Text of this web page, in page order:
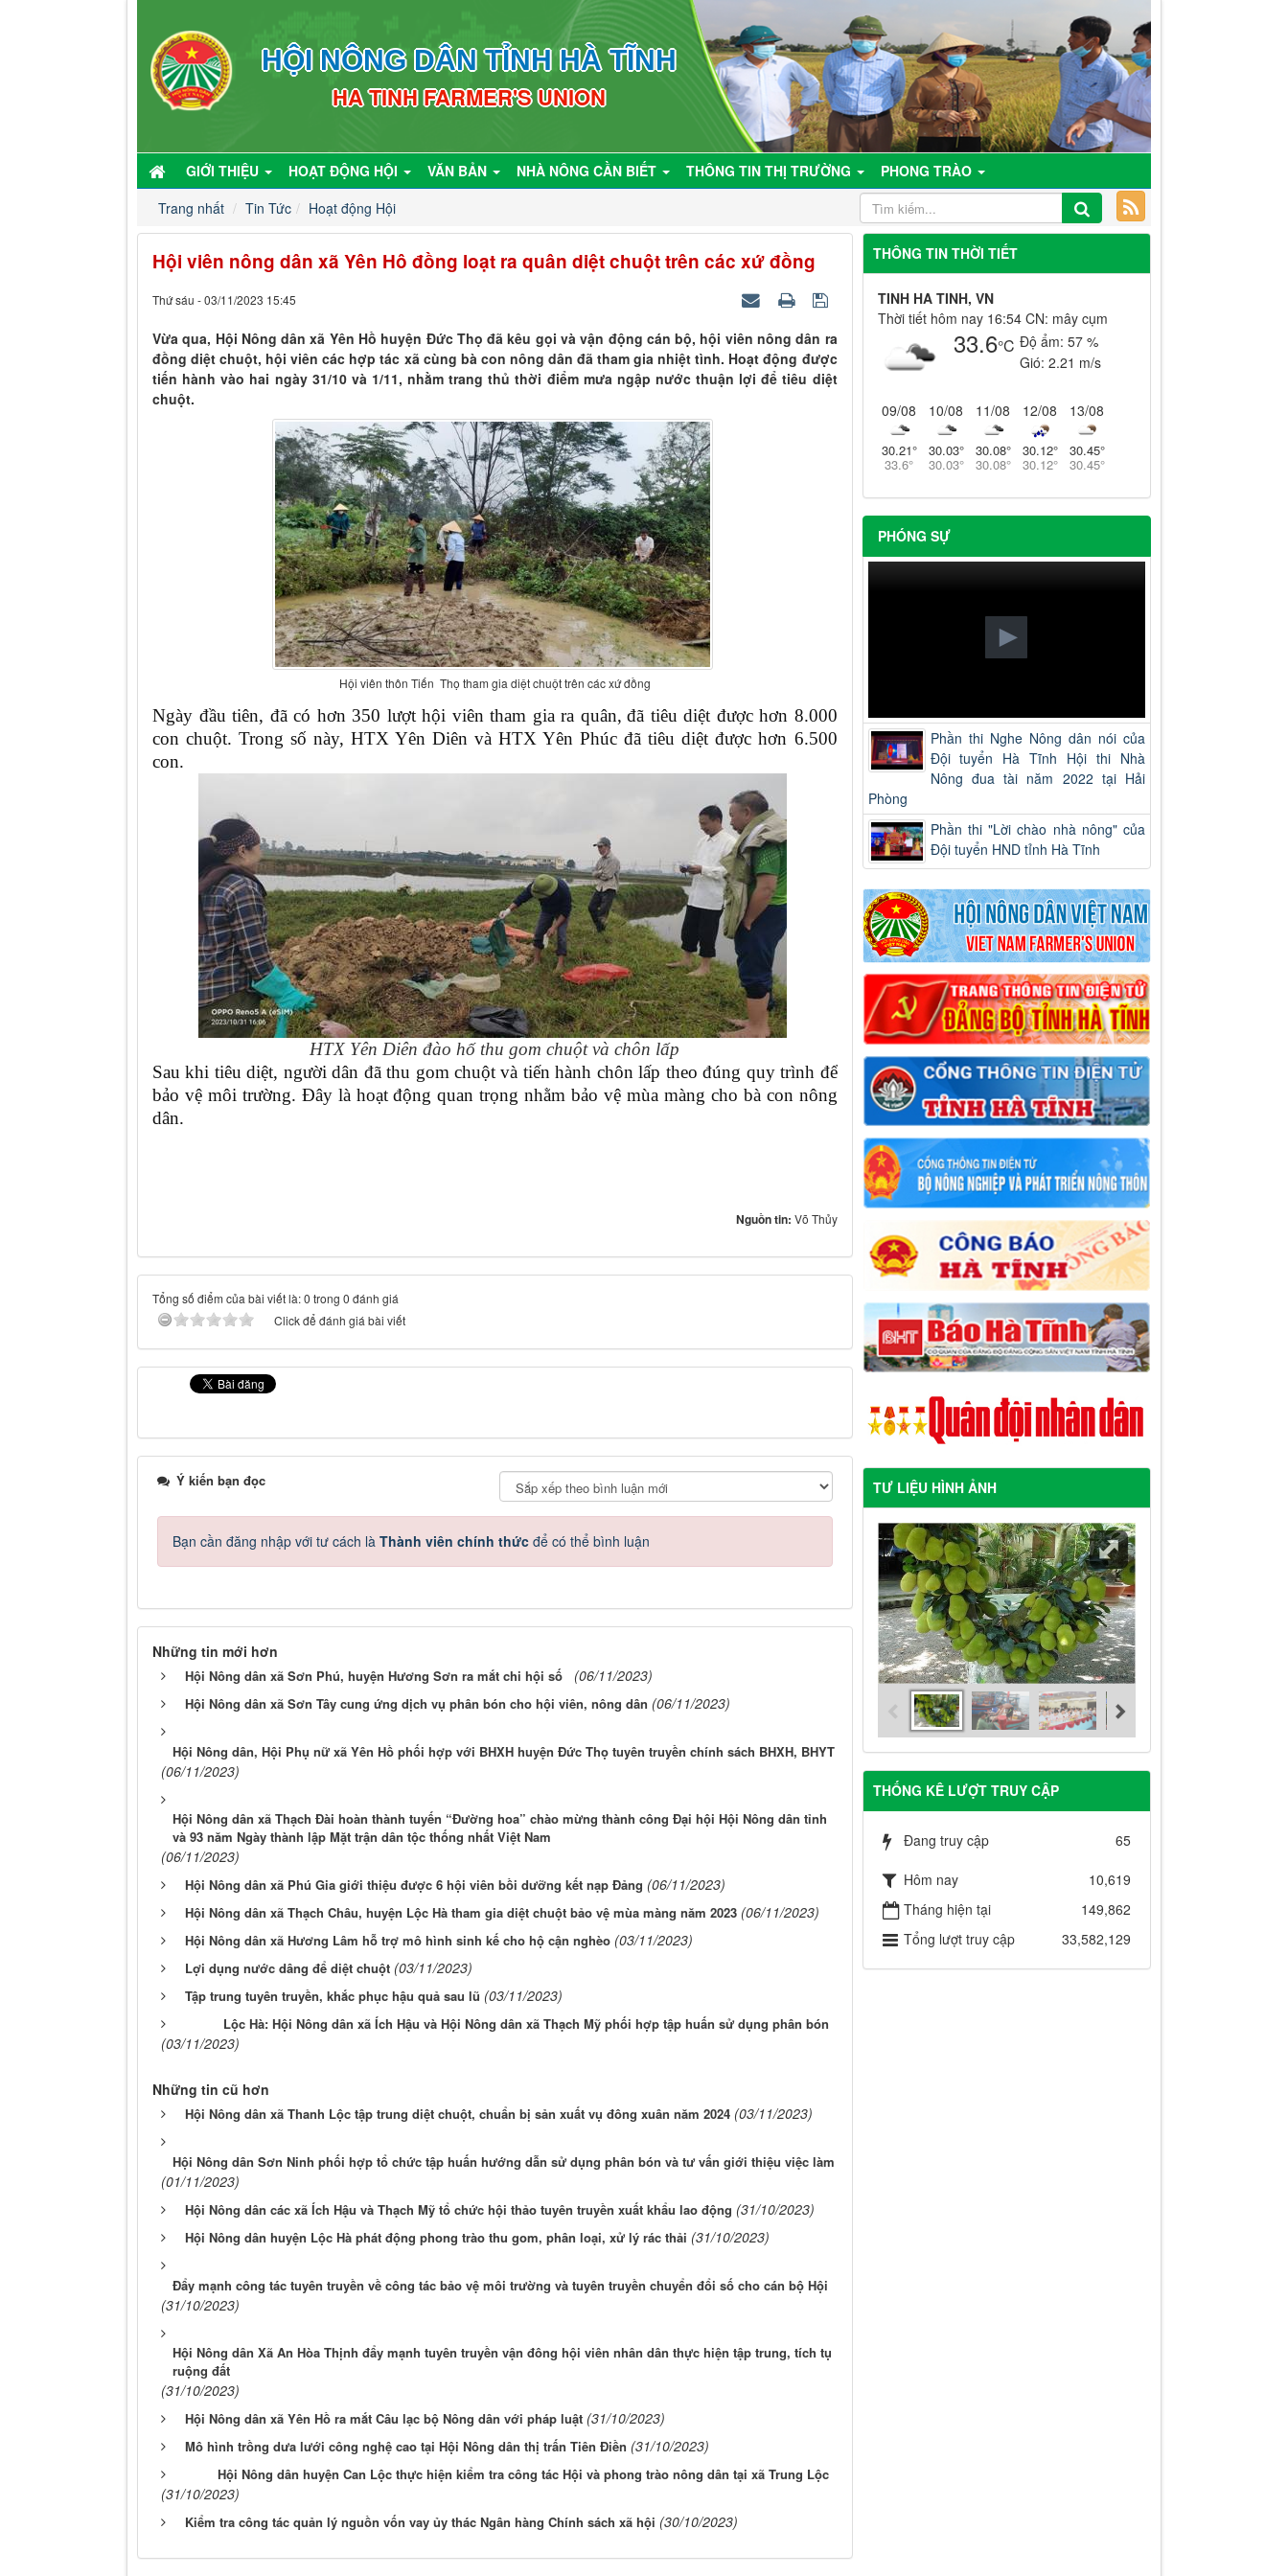
HỘI NÔNG DÂN TỈNH HÀ TĨNH
HA TINH FARMER'S UNION
GIỚI THIỆU HOẠT ĐỘNG HỘI VĂN BẢN NHÀ NÔNG CẦN BIẾT THÔNG TIN THỊ TRƯỜNG
PHONG TRÀO
Trang nhất
Tin Tức Hoạt động Hội
Hội viên nông dân xã Yên Hô đồng loạt ra quân diệt chuột trên các xứ đồng
Thứ sáu - 03/11/2023 15:45
Vừa qua, Hội Nông dân xã Yên Hồ huyện Đức Thọ đã kêu gọi và vận động cán bộ, hội viên nông dân ra
đồng diệt chuột, hội viên các hợp tác xã cùng bà con nông dân đã tham gia nhiệt tình. Hoạt động được
tiến hành vào hai ngày 31/10 và 1/11, nhằm trang thủ thời điểm mưa ngập nước thuận lợi để tiêu diệt
chuột.
Hội viên thôn Tiến Thọ tham gia diệt chuột trên các xứ đồng
Ngày đầu tiên, đã có hơn 350 lượt hội viên tham gia ra quân, đã tiêu diệt được hơn 8.000
con chuột. Trong số này, HTX Yên Diên và HTX Yên Phúc đã tiêu diệt được hơn 6.500
con.
HTX Yên Diên đào hố thu gom chuột và chôn lấp
Sau khi tiêu diệt, người dân đã thu gom chuột và tiến hành chôn lấp theo đúng quy trình để
bảo vệ môi trường. Đây là hoạt động quan trọng nhằm bảo vệ mùa màng cho bà con nông
dân.
Nguồn tin: Võ Thủy
Tổng số điểm của bài viết là: 0 trong 0 đánh giá
Click để đánh giá bài viết
Ý kiến bạn đọc
Bạn cần đăng nhập với tư cách là Thành viên chính thức để có thể bình luận
Những tin mới hơn
Hội Nông dân xã Sơn Phú, huyện Hương Sơn ra mắt chi hội số (06/11/2023)
Hội Nông dân xã Sơn Tây cung ứng dịch vụ phân bón cho hội viên, nông dân (06/11/2023)
Hội Nông dân, Hội Phụ nữ xã Yên Hồ phối hợp với BHXH huyện Đức Thọ tuyên truyền chính sách BHXH, BHYT
(06/11/2023)
Hội Nông dân xã Thạch Đài hoàn thành tuyến “Đường hoa” chào mừng thành công Đại hội Hội Nông dân tỉnh
và 93 năm Ngày thành lập Mặt trận dân tộc thống nhất Việt Nam
(06/11/2023)
Hội Nông dân xã Phú Gia giới thiệu được 6 hội viên bồi dưỡng kết nạp Đảng (06/11/2023)
Hội Nông dân xã Thạch Châu, huyện Lộc Hà tham gia diệt chuột bảo vệ mùa màng năm 2023 (06/11/2023)
Hội Nông dân xã Hương Lâm hỗ trợ mô hình sinh kế cho hộ cận nghèo (03/11/2023)
Lợi dụng nước dâng để diệt chuột (03/11/2023)
Tập trung tuyên truyền, khắc phục hậu quả sau lũ (03/11/2023)
Lộc Hà: Hội Nông dân xã Ích Hậu và Hội Nông dân xã Thạch Mỹ phối hợp tập huấn sử dụng phân bón
(03/11/2023)
Những tin cũ hơn
Hội Nông dân xã Thanh Lộc tập trung diệt chuột, chuẩn bị sản xuất vụ đông xuân năm 2024 (03/11/2023)
Hội Nông dân Sơn Ninh phối hợp tổ chức tập huấn hướng dẫn sử dụng phân bón và tư vấn giới thiệu việc làm
(01/11/2023)
Hội Nông dân các xã Ích Hậu và Thạch Mỹ tổ chức hội thảo tuyên truyền xuất khẩu lao động (31/10/2023)
Hội Nông dân huyện Lộc Hà phát động phong trào thu gom, phân loại, xử lý rác thải (31/10/2023)
Đẩy mạnh công tác tuyên truyền về công tác bảo vệ môi trường và tuyên truyền chuyển đổi số cho cán bộ Hội
(31/10/2023)
Hội Nông dân Xã An Hòa Thịnh đẩy mạnh tuyên truyền vận đông hội viên nhân dân thực hiện tập trung, tích tụ
ruộng đất
(31/10/2023)
Hội Nông dân xã Yên Hồ ra mắt Câu lạc bộ Nông dân với pháp luật (31/10/2023)
Mô hình trồng dưa lưới công nghệ cao tại Hội Nông dân thị trấn Tiên Điền (31/10/2023)
Hội Nông dân huyện Can Lộc thực hiện kiểm tra công tác Hội và phong trào nông dân tại xã Trung Lộc
(31/10/2023)
Kiểm tra công tác quản lý nguồn vốn vay ủy thác Ngân hàng Chính sách xã hội (30/10/2023)
THÔNG TIN THỜI TIẾT
TINH HA TINH, VN
Thời tiết hôm nay 16:54 CN: mây cụm
33.6°C Độ ẩm: 57 %
Gió: 2.21 m/s
09/08
30.21°
33.6°
10/08
30.03°
30.03°
11/08
30.08°
30.08°
12/08
30.12°
30.12°
13/08
30.45°
30.45°
PHÓNG SỰ
Phần thi Nghe Nông dân nói của
Đội tuyển Hà Tĩnh Hội thi Nhà
Nông đua tài năm 2022 tại Hải
Phòng
Phần thi "Lời chào nhà nông" của
Đội tuyển HND tỉnh Hà Tĩnh
TƯ LIỆU HÌNH ẢNH
THỐNG KÊ LƯỢT TRUY CẬP
Đang truy cập 65
Hôm nay
10,619
Tháng hiện tại
149,862
Tổng lượt truy cập
33,582,129